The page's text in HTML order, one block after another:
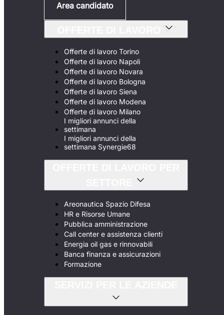
Area candidato
Offerte di lavoro Torino
Offerte di lavoro Napoli
Offerte di lavoro Novara
Offerte di lavoro Bologna
Offerte di lavoro Siena
Offerte di lavoro Modena
Offerte di lavoro Milano
I migliori annunci della
settimana
I migliori annunci della
settimana Synergie68
Areonautica Spazio Difesa
HR e Risorse Umane
Pubblica amministrazione
Call center e assistenza clienti
Energia oil gas e rinnovabili
Banca finanza e assicurazioni
Formazione